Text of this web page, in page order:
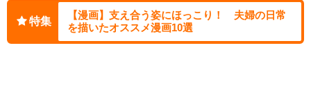
特集
【漫画】支え合う姿にほっこり！ 夫婦の日常
を描いたオススメ漫画10選